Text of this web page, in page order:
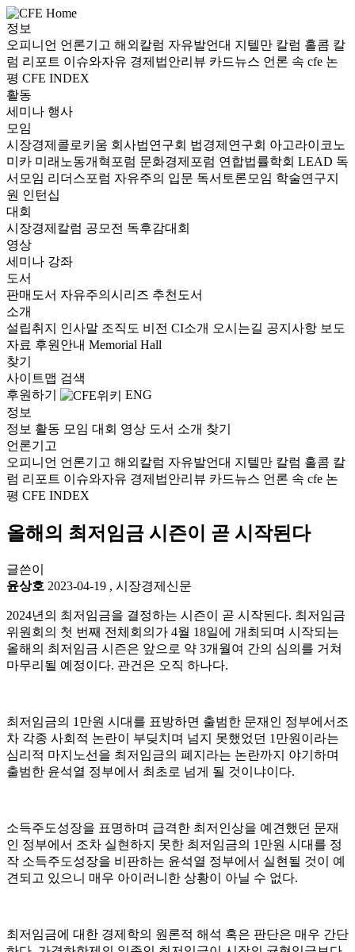
정보
오피니언 언론기고 해외칼럼 자유발언대 지텔만 칼럼 홀콤 칼
럼 리포트 이슈와자유 경제법안리뷰 카드뉴스 언론 속 cfe 논
평 CFE INDEX
활동
세미나 행사
모임
시장경제콜로키움 회사법연구회 법경제연구회 아고라이코노
미카 미래노동개혁포럼 문화경제포럼 연합법률학회 LEAD 독
서모임 리더스포럼 자유주의 입문 독서토론모임 학술연구지
원 인턴십
대회
시장경제칼럼 공모전 독후감대회
영상
세미나 강좌
도서
판매도서 자유주의시리즈 추천도서
소개
설립취지 인사말 조직도 비전 CI소개 오시는길 공지사항 보도
자료 후원안내 Memorial Hall
찾기
사이트맵 검색
후원하기
ENG
정보
정보 활동 모임 대회 영상 도서 소개 찾기
언론기고
오피니언 언론기고 해외칼럼 자유발언대 지텔만 칼럼 홀콤 칼
럼 리포트 이슈와자유 경제법안리뷰 카드뉴스 언론 속 cfe 논
평 CFE INDEX
올해의 최저임금 시즌이 곧 시작된다
글쓴이
윤상호 2023-04-19 , 시장경제신문
2024년의 최저임금을 결정하는 시즌이 곧 시작된다. 최저임금
위원회의 첫 번째 전체회의가 4월 18일에 개최되며 시작되는
올해의 최저임금 시즌은 앞으로 약 3개월여 간의 심의를 거쳐
마무리될 예정이다. 관건은 오직 하나다.
최저임금의 1만원 시대를 표방하면 출범한 문재인 정부에서조
차 각종 사회적 논란이 부딪치며 넘지 못했었던 1만원이라는
심리적 마지노선을 최저임금의 폐지라는 논란까지 야기하며
출범한 윤석열 정부에서 최초로 넘게 될 것이냐이다.
소득주도성장을 표명하며 급격한 최저인상을 예견했던 문재
인 정부에서 조차 실현하지 못한 최저임금의 1만원 시대를 정
작 소득주도성장을 비판하는 윤석열 정부에서 실현될 것이 예
견되고 있으니 매우 아이러니한 상황이 아닐 수 없다.
최저임금에 대한 경제학의 원론적 해석 혹은 판단은 매우 간단